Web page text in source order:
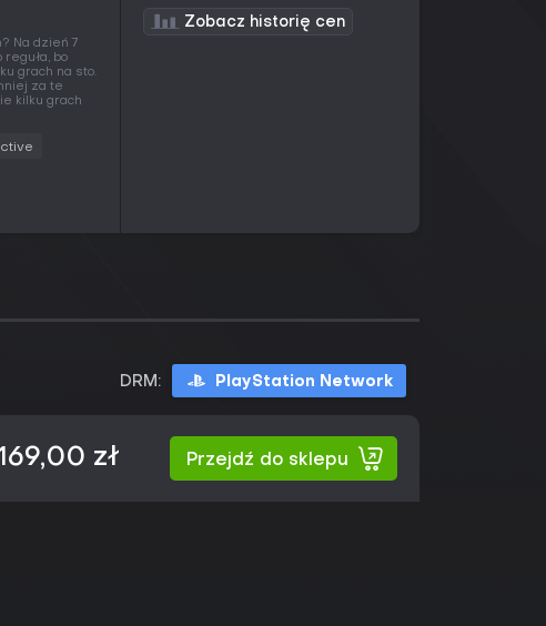
Na dzień 7
reguła, bo
grach na sto.
za te
kilku grach
Zobacz historię cen
DRM: PlayStation Network
zł Przejdź do sklepu